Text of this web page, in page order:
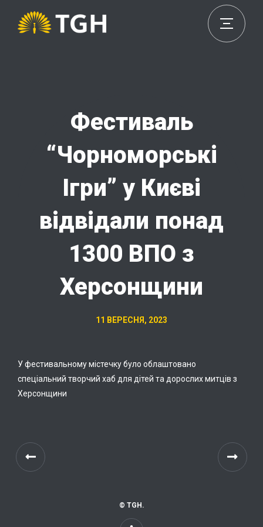
Фестиваль
“Чорноморські
Ігри” у Києві
відвідали понад
1300 ВПО з
Херсонщини
11 ВЕРЕСНЯ, 2023
У фестивальному містечку було облаштовано
спеціальний творчий хаб для дітей та дорослих митців з
Херсонщини
© TGH.